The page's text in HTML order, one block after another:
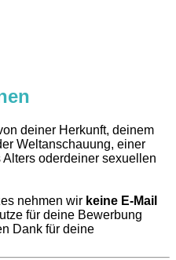
deiner Herkunft, deinem
Weltanschauung, einer
oderdeiner sexuellen
nehmen wir keine E-Mail
für deine Bewerbung
Dank für deine